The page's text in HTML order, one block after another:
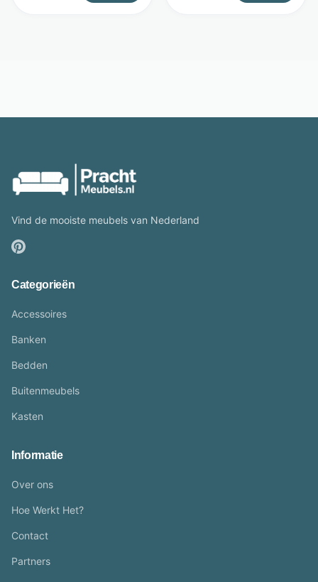
Vind de mooiste meubels van Nederland
Categorieën
Accessoires
Banken
Bedden
Buitenmeubels
Kasten
Informatie
Over ons
Hoe Werkt Het?
Contact
Partners